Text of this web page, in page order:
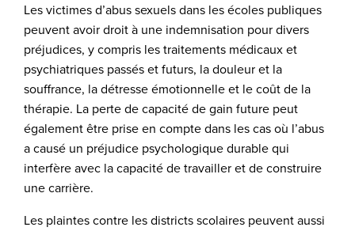
Les victimes d’abus sexuels dans les écoles publiques
peuvent avoir droit à une indemnisation pour divers
préjudices, y compris les traitements médicaux et
psychiatriques passés et futurs, la douleur et la
souffrance, la détresse émotionnelle et le coût de la
thérapie. La perte de capacité de gain future peut
également être prise en compte dans les cas où l’abus
a causé un préjudice psychologique durable qui
interfère avec la capacité de travailler et de construire
une carrière.
Les plaintes contre les districts scolaires peuvent aussi